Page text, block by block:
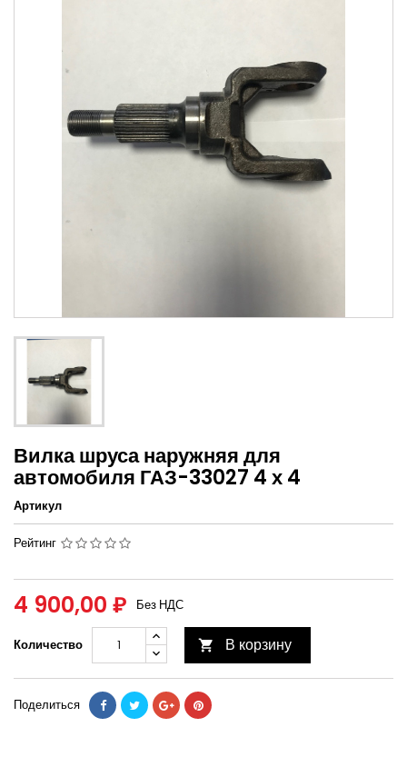
Вилка шруса наружняя для
автомобиля ГАЗ-33027 4 х 4
Артикул
Рейтинг
4 900,00 ₽ Без НДС
Количество  В корзину
Поделиться